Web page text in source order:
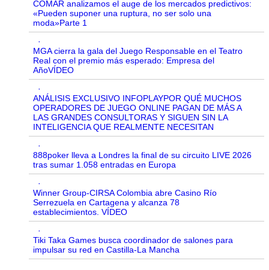
COMAR analizamos el auge de los mercados predictivos:
«Pueden suponer una ruptura, no ser solo una
moda»Parte 1
·
MGA cierra la gala del Juego Responsable en el Teatro
Real con el premio más esperado: Empresa del
AñoVÍDEO
·
ANÁLISIS EXCLUSIVO INFOPLAYPOR QUÉ MUCHOS
OPERADORES DE JUEGO ONLINE PAGAN DE MÁS A
LAS GRANDES CONSULTORAS Y SIGUEN SIN LA
INTELIGENCIA QUE REALMENTE NECESITAN
·
888poker lleva a Londres la final de su circuito LIVE 2026
tras sumar 1.058 entradas en Europa
·
Winner Group-CIRSA Colombia abre Casino Río
Serrezuela en Cartagena y alcanza 78
establecimientos. VÍDEO
·
Tiki Taka Games busca coordinador de salones para
impulsar su red en Castilla-La Mancha